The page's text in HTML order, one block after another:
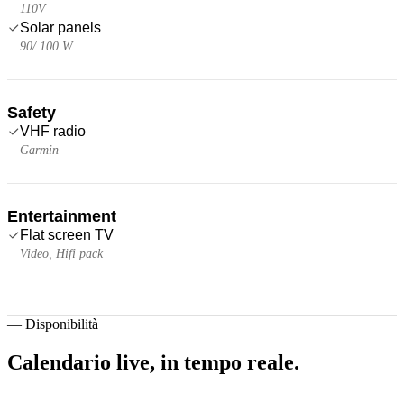
110V
Solar panels
90/ 100 W
Safety
VHF radio
Garmin
Entertainment
Flat screen TV
Video, Hifi pack
— Disponibilità
Calendario live, in tempo reale.